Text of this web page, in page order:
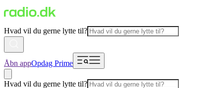
Hvad vil du gerne lytte til?
Åbn appOpdag Prime
Hvad vil du gerne lytte til?